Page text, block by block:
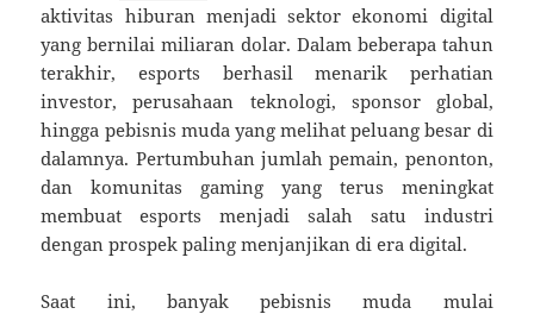
aktivitas hiburan menjadi sektor ekonomi digital
yang bernilai miliaran dolar. Dalam beberapa tahun
terakhir, esports berhasil menarik perhatian
investor, perusahaan teknologi, sponsor global,
hingga pebisnis muda yang melihat peluang besar di
dalamnya. Pertumbuhan jumlah pemain, penonton,
dan komunitas gaming yang terus meningkat
membuat esports menjadi salah satu industri
dengan prospek paling menjanjikan di era digital.
Saat ini, banyak pebisnis muda mulai